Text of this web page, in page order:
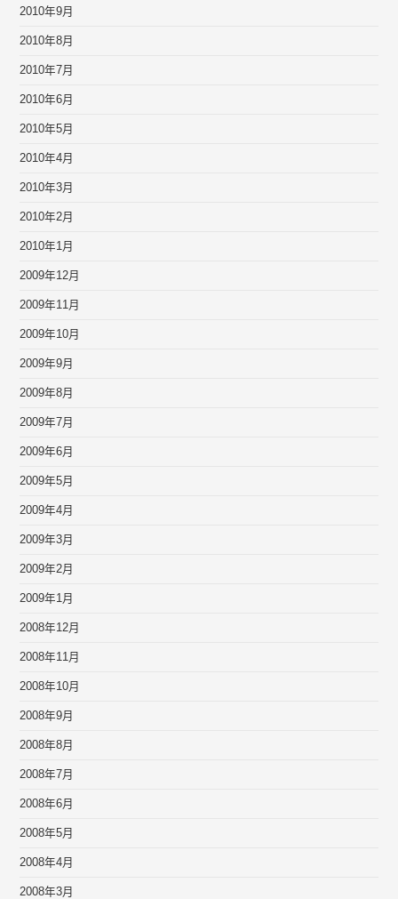
2010年9月
2010年8月
2010年7月
2010年6月
2010年5月
2010年4月
2010年3月
2010年2月
2010年1月
2009年12月
2009年11月
2009年10月
2009年9月
2009年8月
2009年7月
2009年6月
2009年5月
2009年4月
2009年3月
2009年2月
2009年1月
2008年12月
2008年11月
2008年10月
2008年9月
2008年8月
2008年7月
2008年6月
2008年5月
2008年4月
2008年3月